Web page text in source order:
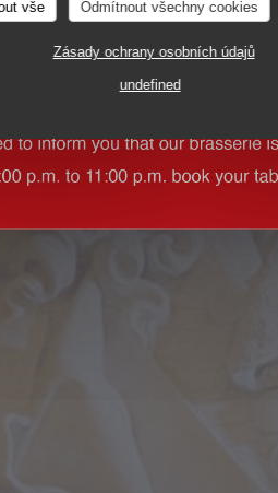
vše Odmítnout všechny cookies
Zásady ochrany osobních údajů
undefined